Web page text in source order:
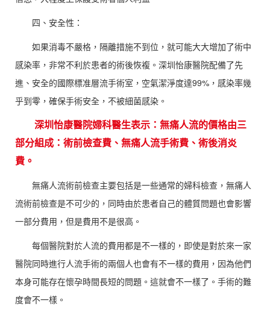
四、安全性：
如果消毒不嚴格，隔離措施不到位，就可能大大增加了術中
感染率，非常不利於患者的術後恢複。深圳怡康醫院配備了先
進、安全的國際標准層流手術室，空氣潔淨度達99%，感染率幾
乎到零，確保手術安全，不被細菌感染。
深圳怡康醫院婦科醫生表示：無痛人流的價格由三
部分組成：術前檢查費、無痛人流手術費、術後消炎
費。
無痛人流術前檢查主要包括是一些通常的婦科檢查，無痛人
流術前檢查是不可少的，同時由於患者自己的體質問題也會影響
一部分費用，但是費用不是很高。
每個醫院對於人流的費用都是不一樣的，即使是對於來一家
醫院同時進行人流手術的兩個人也會有不一樣的費用，因為他們
本身可能存在懷孕時間長短的問題。這就會不一樣了。手術的難
度會不一樣。